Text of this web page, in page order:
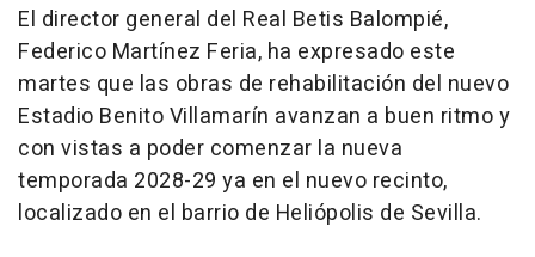
El director general del Real Betis Balompié,
Federico Martínez Feria, ha expresado este
martes que las obras de rehabilitación del nuevo
Estadio Benito Villamarín avanzan a buen ritmo y
con vistas a poder comenzar la nueva
temporada 2028-29 ya en el nuevo recinto,
localizado en el barrio de Heliópolis de Sevilla.